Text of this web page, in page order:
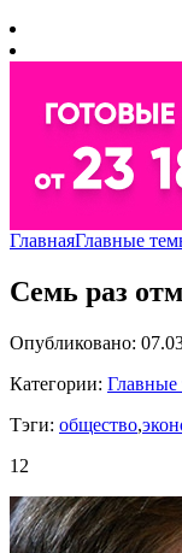
ГлавнаяГлавные
Семь раз
Опубликовано:
Категории: Главные
Тэги: общество,
12